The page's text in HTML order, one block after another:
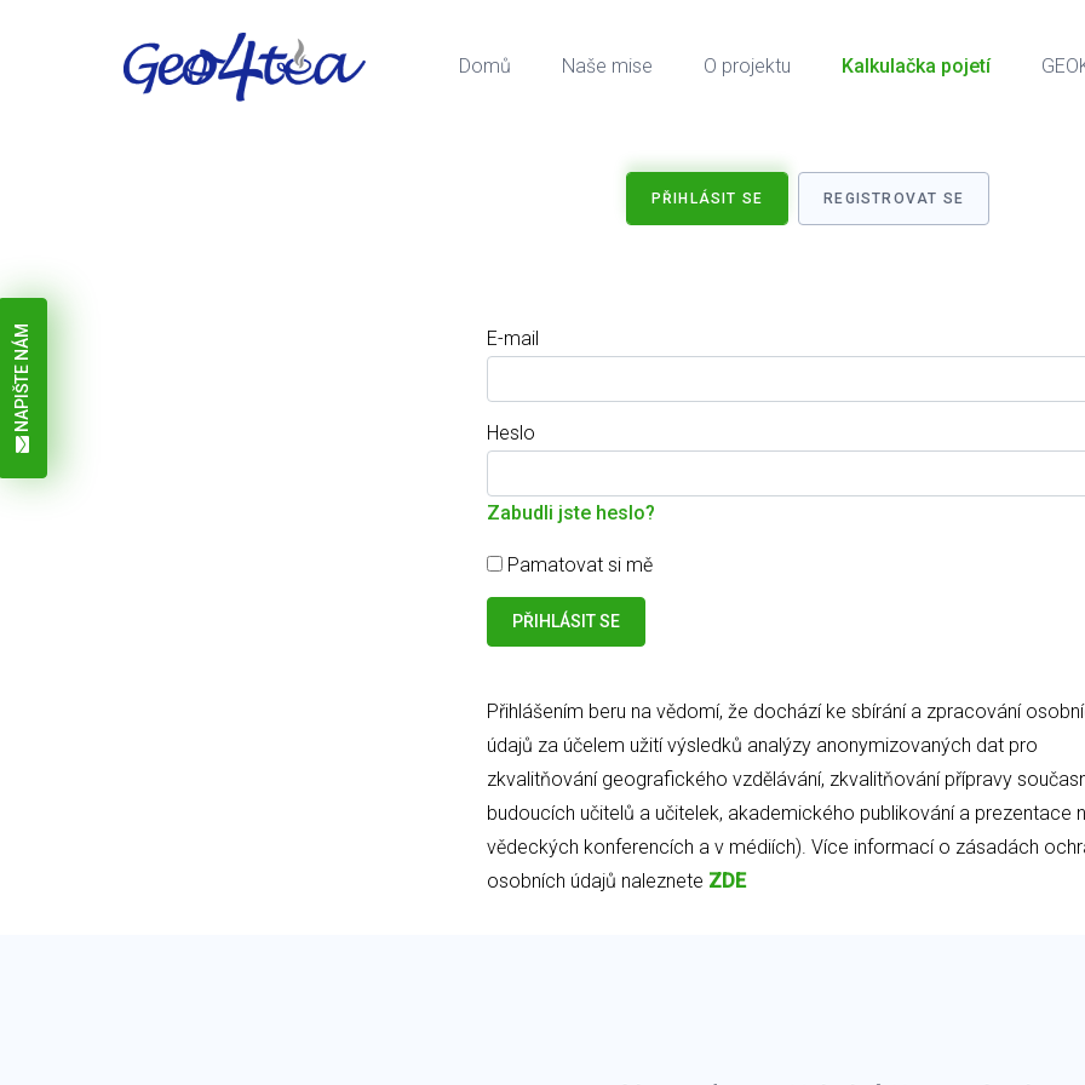
Domů Naše mise O projektu Kalkulačka pojetí
NAPIŠTE NÁM
PŘIHLÁSIT SE REGISTROVAT SE
E-mail
Heslo
Zabudli jste heslo?
Pamatovat si mě
Přihlášením beru na vědomí, že dochází ke sbírání a zpracování
údajů za účelem užití výsledků analýzy anonymizovaných dat pro
zkvalitňování geografického vzdělávání, zkvalitňování přípravy
budoucích učitelů a učitelek, akademického publikování a prezentace
vědeckých konferencích a v médiích). Více informací o zásadách
osobních údajů naleznete ZDE